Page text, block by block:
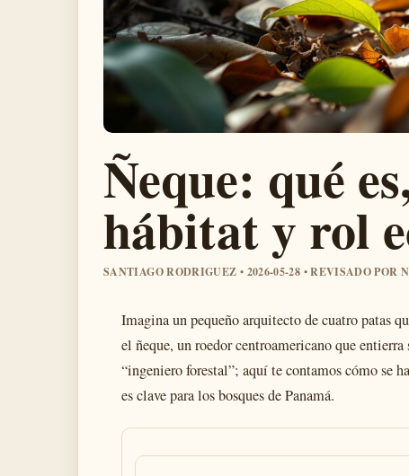
Ñeque: qué
hábitat y rol
SANTIAGO RODRIGUEZ • 2026-05-28 • REVISADO POR
Imagina un pequeño arquitecto de cuatro patas
el ñeque, un roedor centroamericano que
“ingeniero forestal”; aquí te contamos cómo se
es clave para los bosques de Panamá.